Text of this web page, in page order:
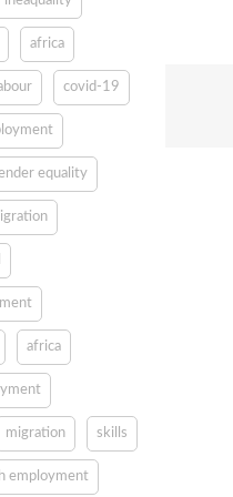
africa
covid-19
equality
africa
migration skills
employment